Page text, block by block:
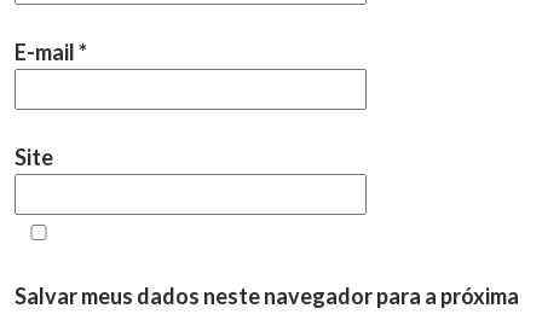
E-mail*
Site
Salvar meus dados neste navegador para a próxima